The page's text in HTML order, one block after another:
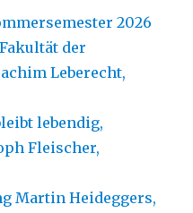
2026
der
Leberecht,
lebendig,
Fleischer,
Martin Heideggers,